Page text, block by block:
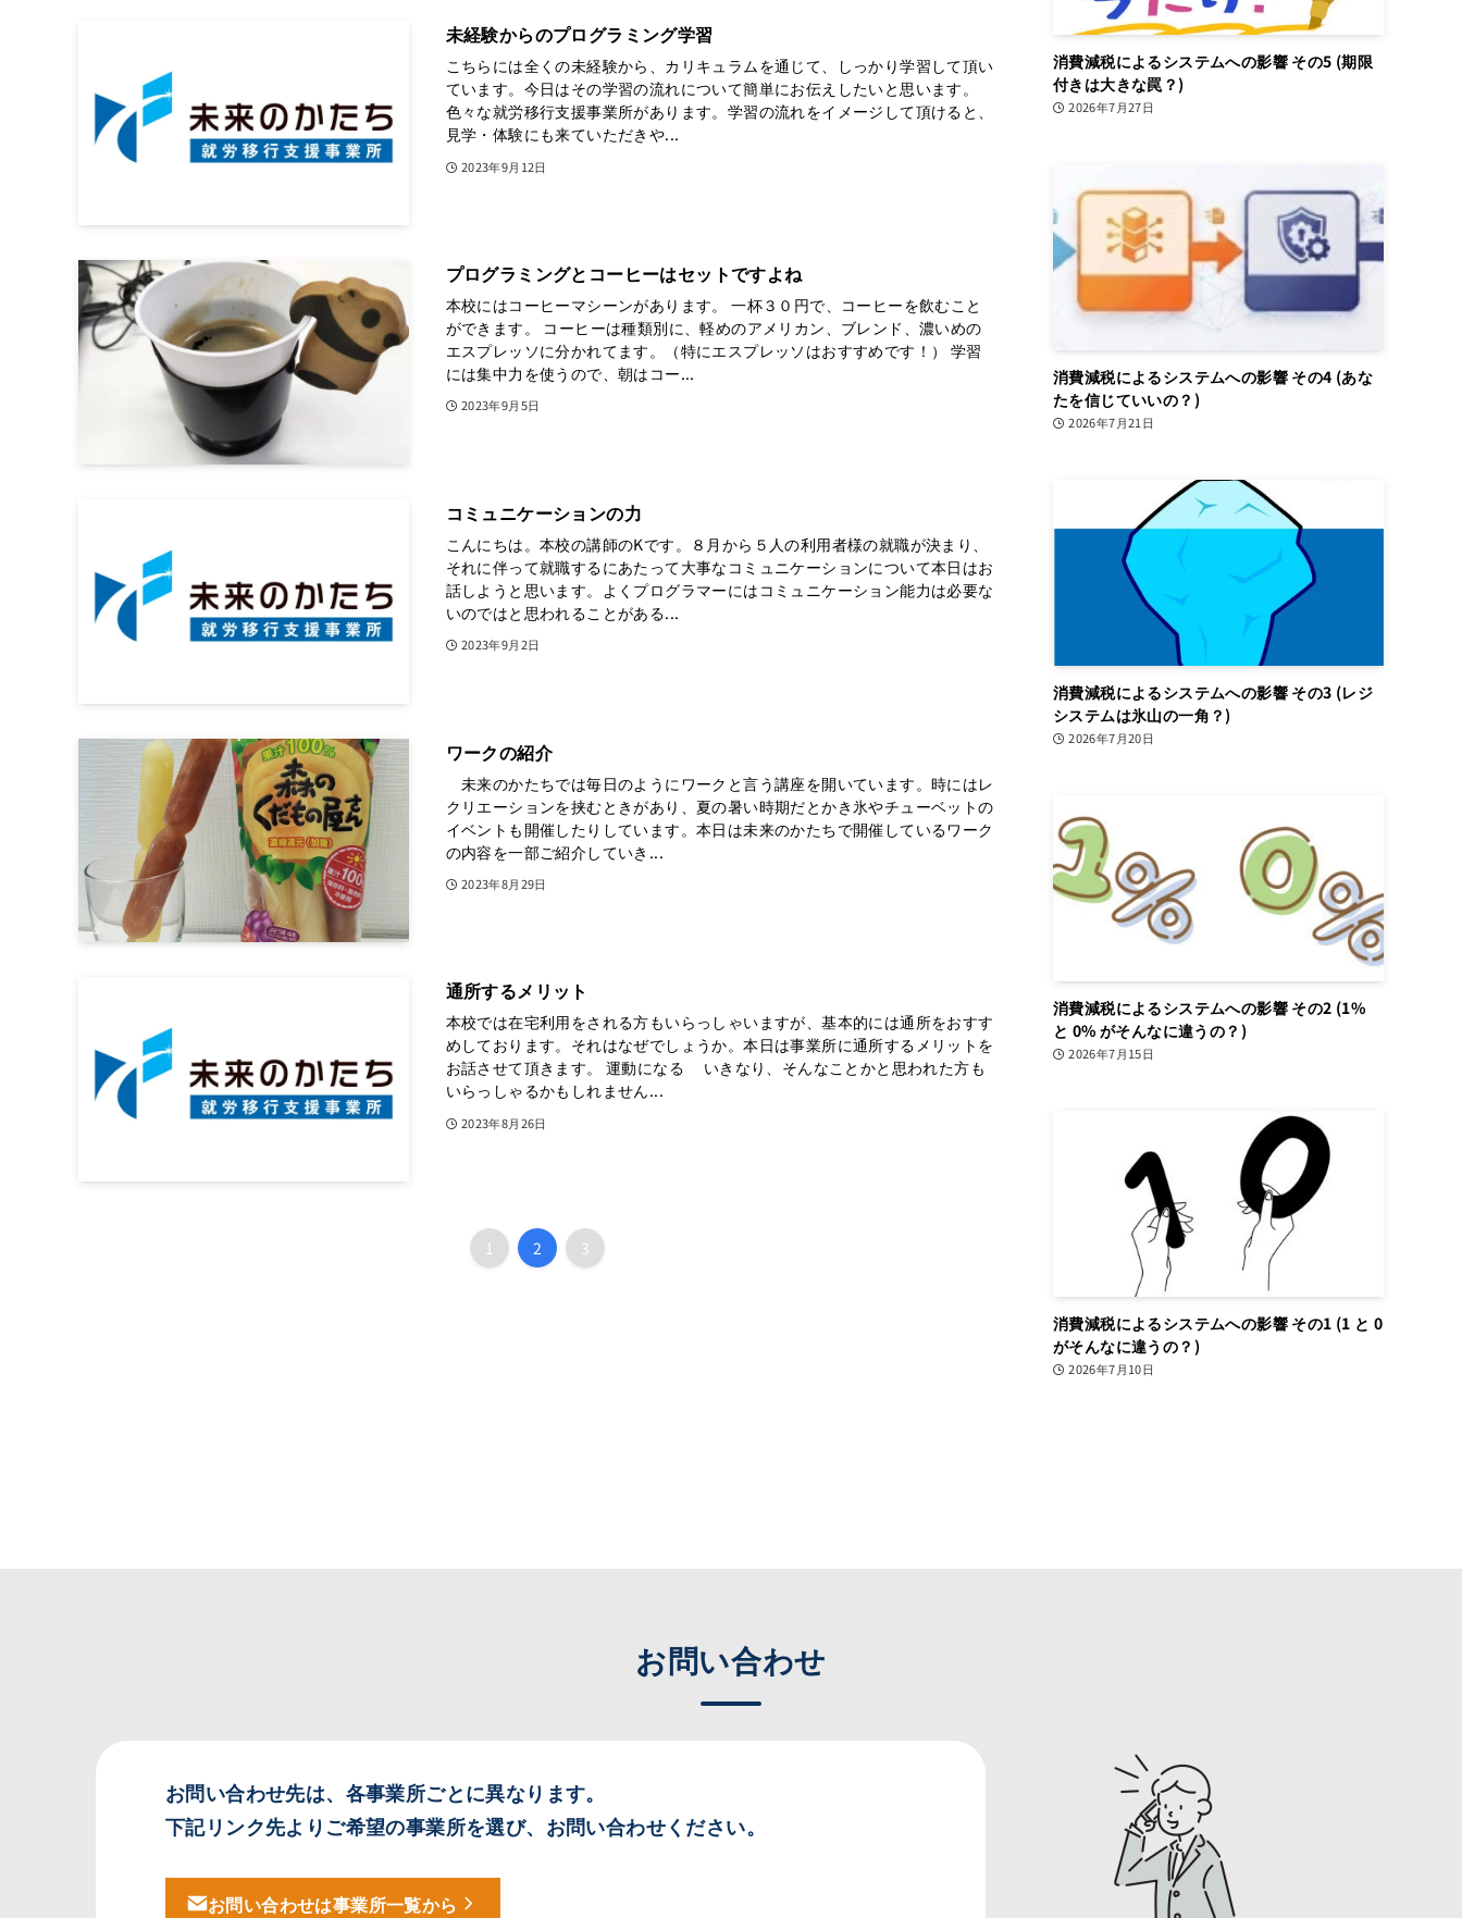
未経験からのプログラミング学習
こちらには全くの未経験から、カリキュラムを通じて、しっかり学習して頂い
ています。今日はその学習の流れについて簡単にお伝えしたいと思います。
色々な就労移行支援事業所があります。学習の流れをイメージして頂けると、
見学・体験にも来ていただきや...
2023年9月12日
プログラミングとコーヒーはセットですよね
本校にはコーヒーマシーンがあります。 一杯３０円で、コーヒーを飲むこと
ができます。 コーヒーは種類別に、軽めのアメリカン、ブレンド、濃いめの
エスプレッソに分かれてます。（特にエスプレッソはおすすめです！） 学習
には集中力を使うので、朝はコー...
2023年9月5日
コミュニケーションの力
こんにちは。本校の講師のKです。８月から５人の利用者様の就職が決まり、
それに伴って就職するにあたって大事なコミュニケーションについて本日はお
話しようと思います。よくプログラマーにはコミュニケーション能力は必要な
いのではと思われることがある...
2023年9月2日
ワークの紹介
未来のかたちでは毎日のようにワークと言う講座を開いています。時にはレ
クリエーションを挟むときがあり、夏の暑い時期だとかき氷やチューベットの
イベントも開催したりしています。本日は未来のかたちで開催しているワーク
の内容を一部ご紹介していき...
2023年8月29日
通所するメリット
本校では在宅利用をされる方もいらっしゃいますが、基本的には通所をおすす
めしております。それはなぜでしょうか。本日は事業所に通所するメリットを
お話させて頂きます。 運動になる いきなり、そんなことかと思われた方も
いらっしゃるかもしれません...
2023年8月26日
1 2 3
消費減税によるシステムへの影響 その5 (期限
付きは大きな罠？)
2026年7月27日
消費減税によるシステムへの影響 その4 (あな
たを信じていいの？)
2026年7月21日
消費減税によるシステムへの影響 その3 (レジ
システムは氷山の一角？)
2026年7月20日
消費減税によるシステムへの影響 その2 (1%
と 0% がそんなに違うの？)
2026年7月15日
消費減税によるシステムへの影響 その1 (1 と 0
がそんなに違うの？)
2026年7月10日
お問い合わせ
お問い合わせ先は、各事業所ごとに異なります。
下記リンク先よりご希望の事業所を選び、お問い合わせください。
お問い合わせは事業所一覧から